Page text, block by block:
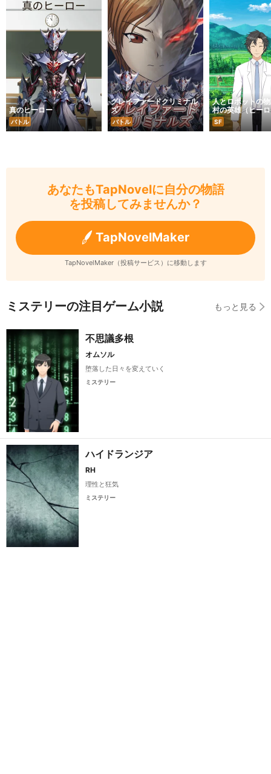
真のヒーロー
バトル
グレイファードクリミナル
ズ
バトル
人とロボットの
村の英雄（ヒー
SF
あなたもTapNovelに自分の物語
を投稿してみませんか？
TapNovelMaker
TapNovelMaker（投稿サービス）に移動します
ミステリーの注目ゲーム小説 もっと見る
不思議多根
オムソル
堕落した日々を変えていく
ミステリー
ハイドランジア
RH
理性と狂気
ミステリー